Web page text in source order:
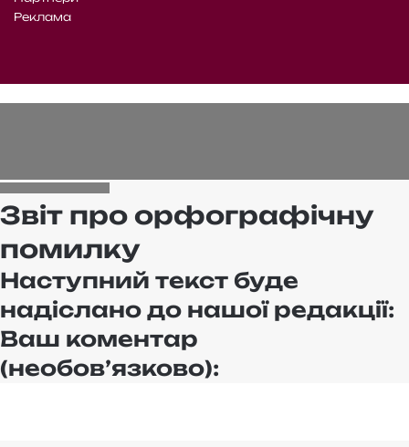
Реклама
Звіт про орфографічну
помилку
Наступний текст буде
надіслано до нашої редакції:
Ваш коментар
(необов’язково):